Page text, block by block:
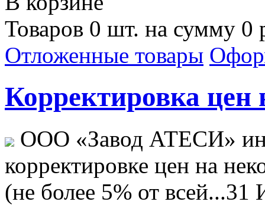
Товаров 0 шт. на сумму 0
Отложенные товары
Корректировка цен
ООО «Завод АТЕСИ»
корректировке цен на
(не более 5% от всей...31